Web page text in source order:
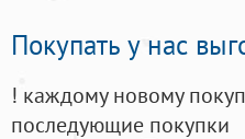
Покупать у нас
! каждому новому
последующие покупки